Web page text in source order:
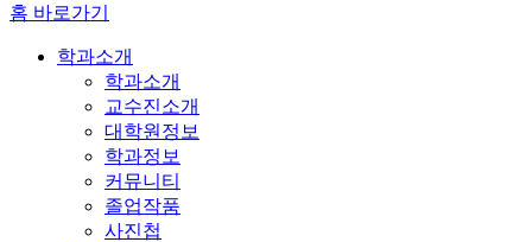
홈 바로가기
학과소개
학과소개
교수진소개
대학원정보
학과정보
커뮤니티
졸업작품
사진첩